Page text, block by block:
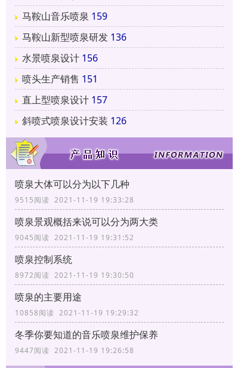
马鞍山音乐喷泉 159
马鞍山新型喷泉研发 136
水景喷泉设计 156
喷头生产销售 151
直上型喷泉设计 157
斜喷式喷泉设计安装 126
喷泉大体可以分为以下几种
9515阅读 2021-11-19 19:33:28
喷泉景观概括来说可以分为两大类
9045阅读 2021-11-19 19:31:52
喷泉控制系统
8972阅读 2021-11-19 19:30:50
喷泉的主要用途
10858阅读 2021-11-19 19:29:32
冬季你要知道的音乐喷泉维护保养
9447阅读 2021-11-19 19:26:58